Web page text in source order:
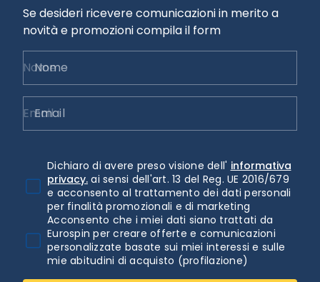
Se desideri ricevere comunicazioni in merito a
novità e promozioni compila il form
Nome
Email
Dichiaro di avere preso visione dell' informativa
privacy. ai sensi dell'art. 13 del Reg. UE 2016/679
e acconsento al trattamento dei dati personali
per finalità promozionali e di marketing
Acconsento che i miei dati siano trattati da
Eurospin per creare offerte e comunicazioni
personalizzate basate sui miei interessi e sulle
mie abitudini di acquisto (profilazione)